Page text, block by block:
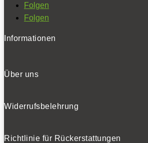
Folgen
Folgen
Informationen
Über uns
Widerrufsbelehrung
Richtlinie für Rückerstattungen